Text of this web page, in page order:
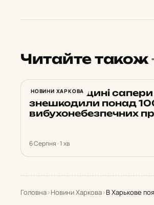
Читайте також
НОВИНИ ХАРКОВА
На Харківщині
знешкодили понад
вибухонебезпечних
6 Серпня · 1 хв
Головна›Новини Харкова›В Харькове